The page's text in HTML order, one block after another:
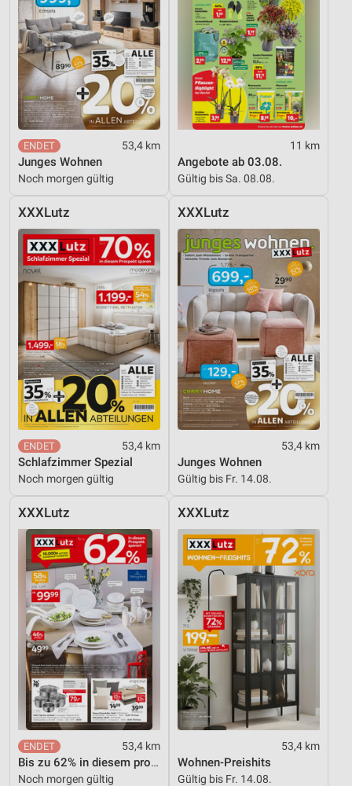
53,4 km
Junges Wohnen
Noch morgen gültig
11 km
Angebote ab 03.08.
Gültig bis Sa. 08.08.
XXXLutz
53,4 km
Schlafzimmer Spezial
Noch morgen gültig
XXXLutz
53,4 km
Junges Wohnen
Gültig bis Fr. 14.08.
XXXLutz
53,4 km
Bis zu 62% in diesem prospekt
Noch morgen gültig
XXXLutz
53,4 km
Wohnen-Preishits
Gültig bis Fr. 14.08.